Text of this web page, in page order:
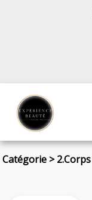
Catégorie >2.Corps